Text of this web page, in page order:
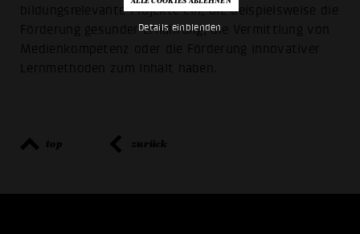
Details einblenden
bildungsrelevante Projekte ein, die beispielsweise die
Förderung gesunder Ernährung, die Vermittlung von
Medienkompetenz oder die Förderung innovativer
Lernmethoden zum Inhalt haben.
top zurück